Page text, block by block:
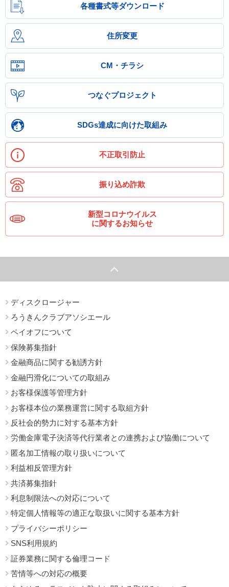
各種書式等ダウンロード
住所変更
CM・チラシ
つなぐプロジェクト
SDGs達成に向けた取組み
不正取引防止
振り込め詐欺
新型コロナウイルス
に関するお知らせ
ディスクロージャー
ろうきんクラブアソシエール
ペイオフについて
保険募集指針
金融商品に関する勧誘方針
金融円滑化についての取組み
お客様保護等管理方針
お客様本位の業務運営に関する取組方針
反社会的勢力に対する基本方針
労働金庫電子決済等代行業者との連携および協働について
匿名加工情報の取り扱いについて
利益相反管理方針
共済募集指針
利息制限法への対応について
特定個人情報等の適正な取扱いに関する基本方針
プライバシーポリシー
SNS利用規約
証券業務に関する倫理コード
苦情等への対応の概要